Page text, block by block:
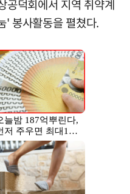
공덕회에서 지역 취약계
' 봉사활동을 펼쳤다.